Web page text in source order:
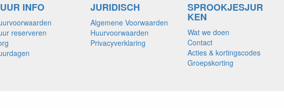
INFO
reserveren
JURIDISCH
Algemene Voorwaarden
Huurvoorwaarden
Privacyverklaring
SPROOKJESJUR
KEN
Wat we doen
Contact
Acties & kortingscodes
Groepskorting